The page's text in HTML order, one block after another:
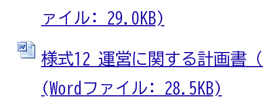
ァイル: 29.0KB)
様式12 運営に関する計画書
(Wordファイル: 28.5KB)